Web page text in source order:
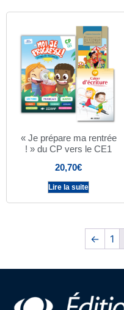
« Je prépare ma rentrée
! » du CP vers le CE1
20,70€
Lire la suite
← 1